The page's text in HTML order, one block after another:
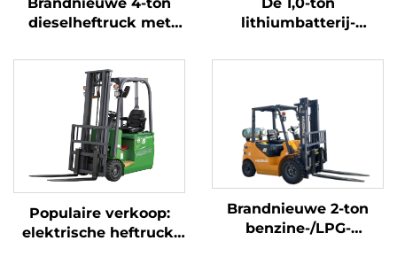
dieselheftruck met
Japanse ISUZU-motor
lithiumbatterij-
met lithiumbatterij,
is redelijk geprijsd
Populaire verkoop:
elektrische heftruck,
Brandnieuwe 2-ton
benzine-/LPG-